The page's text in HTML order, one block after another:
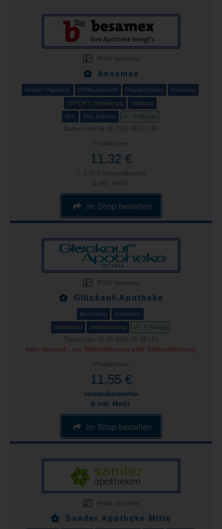
Profil einsehen
besamex
Amazon Payments SEPA/Lastschrift Paypal Express Rechnung
SOFORT Überweisung Vorkasse
DHL DHL Express E-Rezept
Daten vom 06.08.2026 06:53 Uhr
Produktpreis
11,32 €
+ 3,50 € Versandkosten
& inkl. MwSt.
im Shop bestellen
Profil einsehen
Glückauf-Apotheke
Barzahlung Kreditkarte
Botendienst Selbstabholung E-Rezept
Daten vom 06.08.2026 06:48 Uhr
kein Versand - nur Botenlieferung oder Selbstabholung
Produktpreis
11,55 €
versandkostenfrei
& inkl. MwSt.
im Shop bestellen
Profil einsehen
Sander Apotheke Mitte